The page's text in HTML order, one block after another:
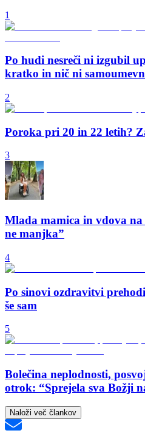
1
Po hudi nesreči ni izgubil
kratko in nič ni
2
Poroka pri 20 in 22 letih?
3
Mlada mamica in vdova
ne manjka”
4
Po sinovi ozdravitvi
še sam
5
Bolečina neplodnosti,
otrok: “Sprejela sva Božji
Naloži več člankov